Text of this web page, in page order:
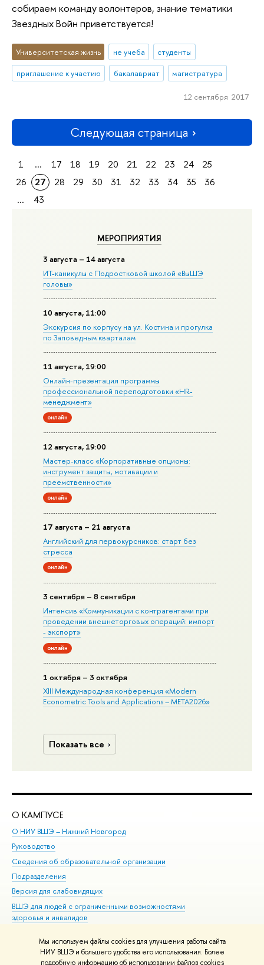
Мы используем файлы cookies для улучшения работы сайта
НИУ ВШЭ и большего удобства его использования. Более
подробную информацию об использовании файлов cookies
МЕРОПРИЯТИЯ
3 августа – 14 августа
ИТ-каникулы с Подростковой школой «ВыШЭ
головы»
10 августа, 11:00
Экскурсия по корпусу на ул. Костина и прогулка
по Заповедным кварталам
11 августа, 19:00
Онлайн-презентация программы
профессиональной переподготовки «HR-
менеджмент»
онлайн
12 августа, 19:00
Мастер-класс «Корпоративные опционы:
инструмент защиты, мотивации и
преемственности»
онлайн
17 августа – 21 августа
Английский для первокурсников: старт без
стресса
онлайн
3 сентября – 8 сентября
Интенсив «Коммуникации с контрагентами при
проведении внешнеторговых операций: импорт
- экспорт»
онлайн
1 октября – 3 октября
XIII Международная конференция «Modern
Econometric Tools and Applications – META2026»
Показать все
собираем команду волонтеров, знание тематики
Звездных Войн приветствуется!
Университетская жизнь не учеба
студенты
приглашение к участию
бакалавриат магистратура
12 сентября 2017
Следующая страница
1 ... 17 18 19 20 21 22 23 24
25
26
27 28 29 30 31 32 33 34 35
36
...
43
О КАМПУСЕ
О НИУ ВШЭ – Нижний Новгород
Руководство
Сведения об образовательной организации
Подразделения
Версия для слабовидящих
ВШЭ для людей с ограниченными возможностями
здоровья и инвалидов